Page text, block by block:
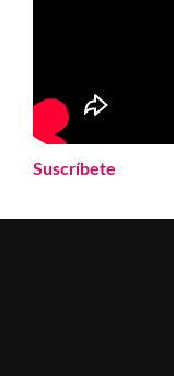
Suscríbete